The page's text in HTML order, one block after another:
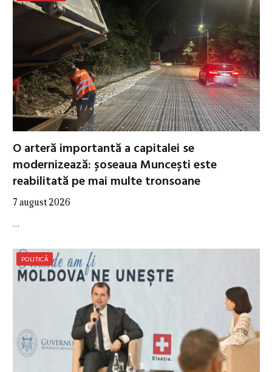
O arteră importantă a capitalei se
modernizează: șoseaua Muncești este
reabilitată pe mai multe tronsoane
7 august 2026
…
POLITICĂ